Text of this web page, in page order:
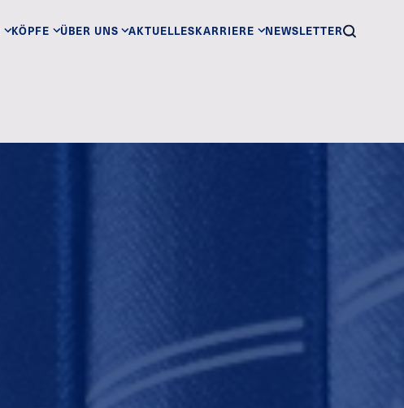
KÖPFE ÜBER UNS AKTUELLESKARRIERE NEWSLETTER